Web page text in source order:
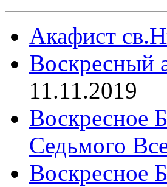
Акафист
Воскресный
11.11.2019
Воскресное
Седьмого
Воскресное